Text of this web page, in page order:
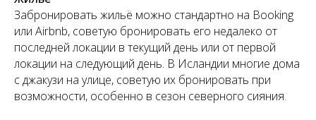
Забронировать жильё можно стандартно на Booking
или Airbnb, советую бронировать его недалеко от
последней локации в текущий день или от первой
локации на следующий день. В Исландии многие дома
с джакузи на улице, советую их бронировать при
возможности, особенно в сезон северного сияния.